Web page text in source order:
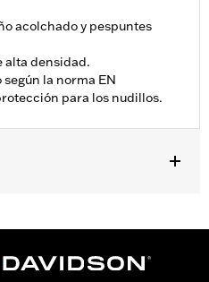
acolchado y pespuntes
alta densidad.
la norma EN
para los nudillos.
con pantallas tÃ¡ctiles